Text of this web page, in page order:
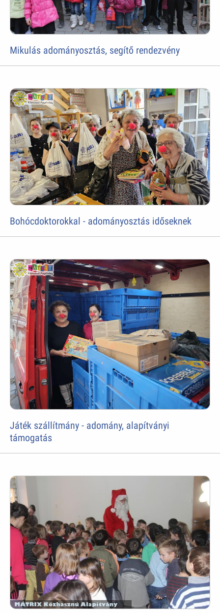
Mikulás adományosztás, segítő rendezvény
Bohócdoktorokkal - adományosztás időseknek
Játék szállítmány - adomány, alapítványi
támogatás